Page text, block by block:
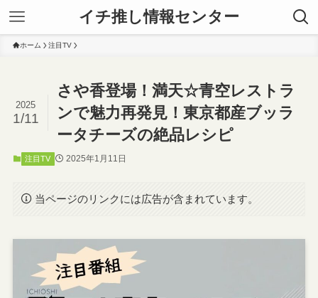
イチ推し情報センター
ホーム 注目TV
さや香登場！満天☆青空レストラ
ンで魅力再発見！東京都産ブッラ
ータチーズの絶品レシピ
2025
1/11
注目TV 2025年1月11日
当ページのリンクには広告が含まれています。